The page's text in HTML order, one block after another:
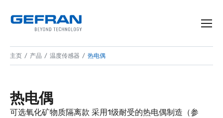
主页 产品 温度传感器 热电偶
热电偶
可选氧化矿物质隔离款 采用1级耐受的热电偶制造（参